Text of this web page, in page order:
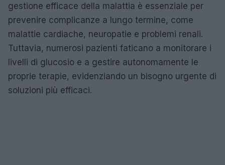
gestione efficace della malattia è essenziale per
prevenire complicanze a lungo termine, come
malattie cardiache, neuropatie e problemi renali.
Tuttavia, numerosi pazienti faticano a monitorare i
livelli di glucosio e a gestire autonomamente le
proprie terapie, evidenziando un bisogno urgente di
soluzioni più efficaci.